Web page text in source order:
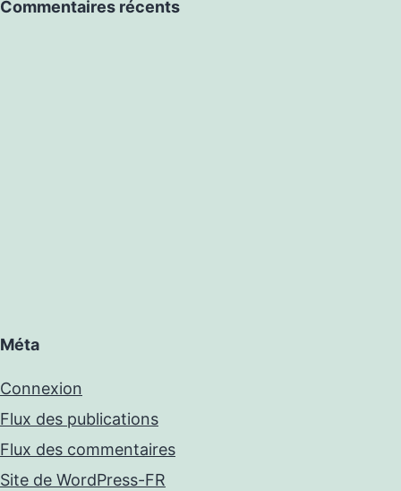
Commentaires récents
Méta
Connexion
Flux des publications
Flux des commentaires
Site de WordPress-FR